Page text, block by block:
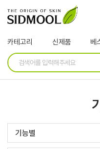
카테고리 신제품 베
기능별